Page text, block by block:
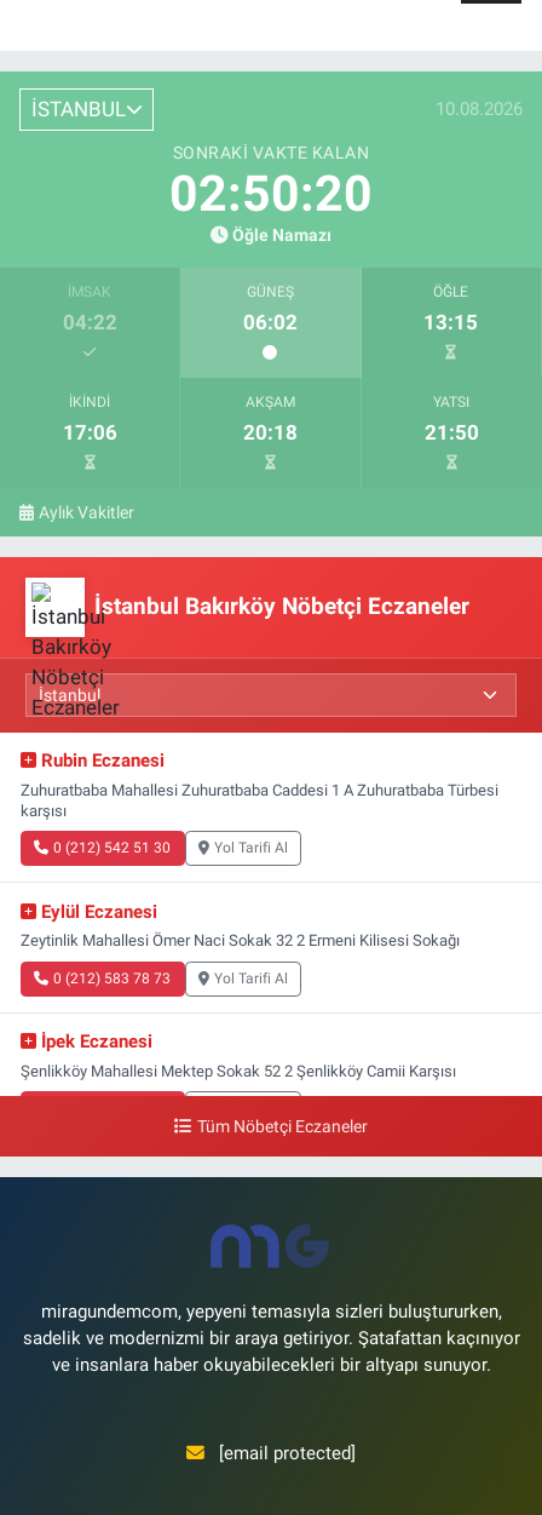
İSTANBUL 10.08.2026
SONRAKI VAKTE KALAN
02:50:20
Öğle Namazı
İMSAK
04:22
GÜNEŞ
06:02
ÖĞLE
13:15
İKINDI
17:06
AKŞAM
20:18
YATSI
21:50
Aylık Vakitler
İstanbul Bakırköy Nöbetçi Eczaneler
Rubin Eczanesi
Zuhuratbaba Mahallesi Zuhuratbaba Caddesi 1 A Zuhuratbaba Türbesi
karşısı
0 (212) 542 51 30 Yol Tarifi Al
Eylül Eczanesi
Zeytinlik Mahallesi Ömer Naci Sokak 32 2 Ermeni Kilisesi Sokağı
0 (212) 583 78 73 Yol Tarifi Al
İpek Eczanesi
Şenlikköy Mahallesi Mektep Sokak 52 2 Şenlikköy Camii Karşısı
Gün Eczanesi
Yol Tarifi Al
Tüm Nöbetçi Eczaneler
miragundemcom, yepyeni temasıyla sizleri buluştururken,
sadelik ve modernizmi bir araya getiriyor. Şatafattan kaçınıyor
ve insanlara haber okuyabilecekleri bir altyapı sunuyor.
[email protected]